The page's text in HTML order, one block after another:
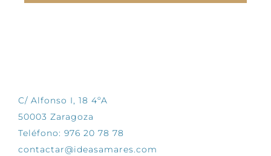
C/ Alfonso I, 18 4ºA
50003 Zaragoza
Teléfono: 976 20 78 78
contactar@ideasamares.com